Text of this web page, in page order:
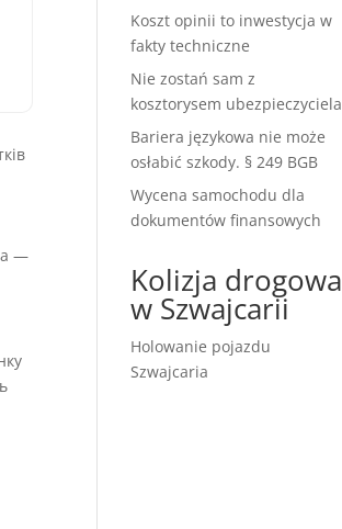
—
Koszt opinii to inwestycja w
fakty techniczne
Nie zostań sam z
kosztorysem ubezpieczyciela
Bariera językowa nie może
osłabić szkody. § 249 BGB
Wycena samochodu dla
dokumentów finansowych
Kolizja drogowa
w Szwajcarii
Holowanie pojazdu
Szwajcaria